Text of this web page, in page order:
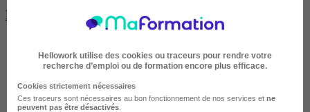
MBA Expert en Finance d'entreprise
Hellowork utilise des cookies ou traceurs pour rendre votre
recherche d’emploi ou de formation encore plus efficace.
Cookies strictement nécessaires
Ces traceurs sont nécessaires au bon fonctionnement de nos services et ne
peuvent pas être désactivés